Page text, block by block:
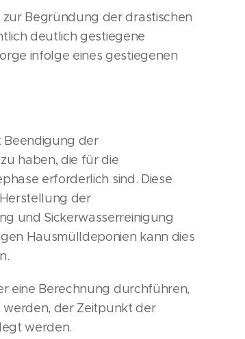
Begründung der drastischen
deutlich gestiegene
infolge eines gestiegenen
Beendigung der
haben, die für die
erforderlich sind. Diese
der
und Sickerwasserreinigung
Hausmülldeponien kann dies
eine Berechnung durchführen,
der Zeitpunkt der
werden.